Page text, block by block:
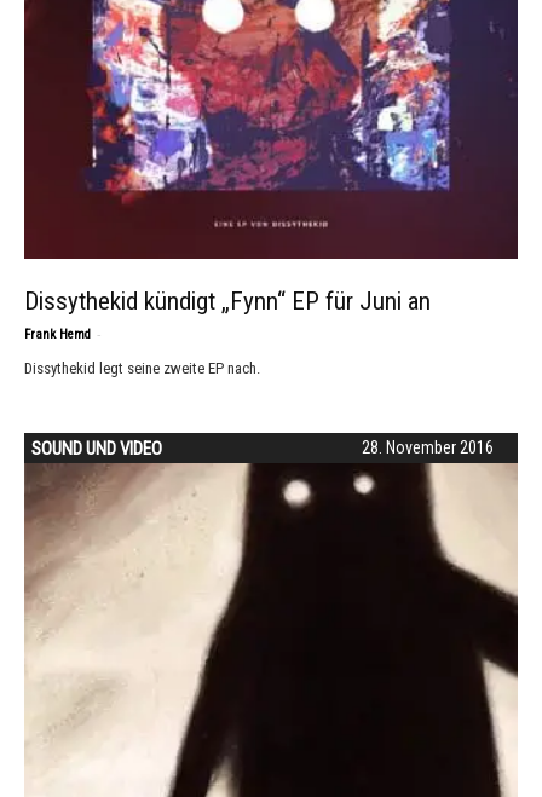
Dissythekid kündigt „Fynn“ EP für Juni an
Frank Hemd -
Dissythekid legt seine zweite EP nach.
28. November 2016
SOUND UND VIDEO